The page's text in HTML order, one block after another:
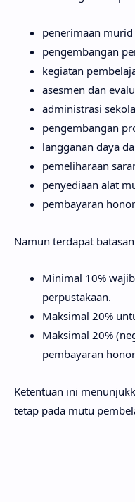
penerimaan murid
pengembangan
kegiatan
asesmen dan
administrasi
pengembangan
langganan daya
pemeliharaan
penyediaan alat
pembayaran
Namun terdapat
Minimal 10%
perpustakaan.
Maksimal 20%
Maksimal 20%
pembayaran
Ketentuan ini
tetap pada mutu